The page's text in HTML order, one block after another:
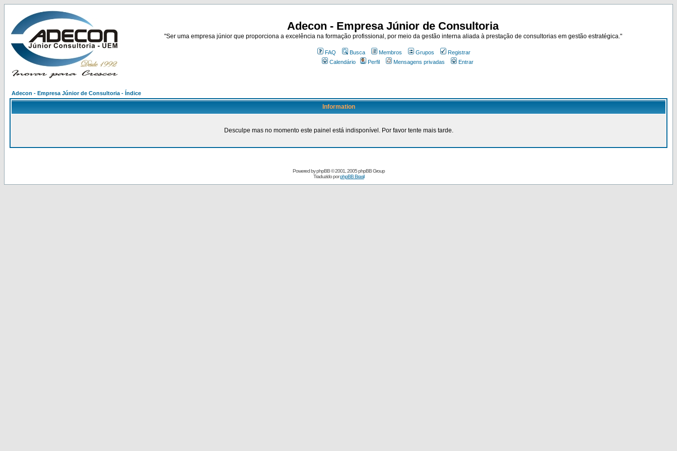
Adecon - Empresa Júnior de Consultoria
"Ser uma empresa júnior que proporciona a excelência na formação profissional, por meio da gestão interna aliada à prestação de consultorias em gestão estratégica."
FAQ Busca Membros Grupos
Registrar
Calendário
Perfil Mensagens privadas Entrar
Adecon - Empresa Júnior de Consultoria - Índice
Information
Desculpe mas no momento este painel está indisponível. Por favor tente mais tarde.
Powered byphpBB© 2001, 2005 phpBB Group
Traduzido porphpBB Brasil